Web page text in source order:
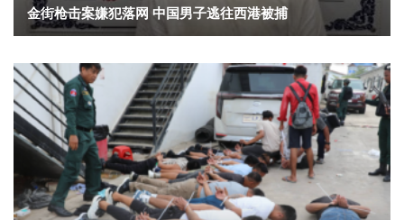
金街枪击案嫌犯落网 中国男子逃往西港被捕